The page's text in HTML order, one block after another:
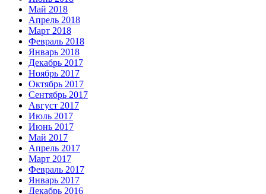
Май 2018
Апрель 2018
Март 2018
Февраль 2018
Январь 2018
Декабрь 2017
Ноябрь 2017
Октябрь 2017
Сентябрь 2017
Август 2017
Июль 2017
Июнь 2017
Май 2017
Апрель 2017
Март 2017
Февраль 2017
Январь 2017
Декабрь 2016